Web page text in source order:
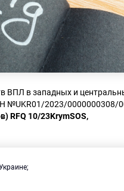
ВПЛ в западных и
№UKR01/2023/0000000308/
RFQ 10/23KrymSOS,